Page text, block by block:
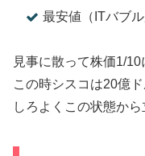
最安値（ITバブ
見事に散って株価1/10
この時シスコは20億
しろよくこの状態か